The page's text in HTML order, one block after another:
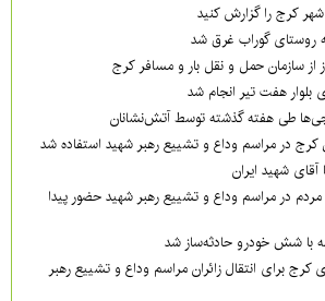
کرج را گزارش کنید
از سازمان حمل و نقل بار و مسافر کرج
هفت تیر انجام شد
در مراسم وداع و تشییع رهبر شهید استفاده شد
آقای شهید ایران
در مراسم وداع و تشییع رهبر شهید حضور پیدا
با شش خودرو حادثه‌ساز شد
کرج برای انتقال زائران مراسم وداع و تشییع رهبر